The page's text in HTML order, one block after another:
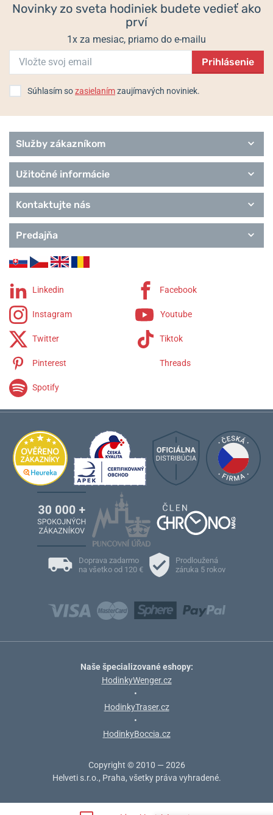
Novinky zo sveta hodiniek budete vedieť ako
prví
1x za mesiac, priamo do e-mailu
Prihlásenie
Súhlasím sozasielanímzaujímavých noviniek.
Služby zákazníkom
Užitočné informácie
Kontaktujte nás
Predajňa
Linkedin Facebook
Instagram Youtube
Twitter Tiktok
Pinterest Threads
Spotify
Doprava zadarmo
na všetko od 120 €
Prodloužená
záruka 5 rokov
Naše špecializované eshopy:
HodinkyWenger.cz
•
HodinkyTraser.cz
•
HodinkyBoccia.cz
Copyright © 2010 — 2026
Helveti s.r.o., Praha, všetky práva vyhradené.